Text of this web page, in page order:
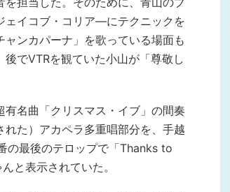
ェイコブ・コリア―にテクニックを
ンカパーナ」を歌っている場面も
でVTRを観ていた小山が「尊敬し
名曲「クリスマス・イブ」の間奏
た）アカペラ多重唱部分を、手越
の最後のテロップで「Thanks to
と表示されていた。